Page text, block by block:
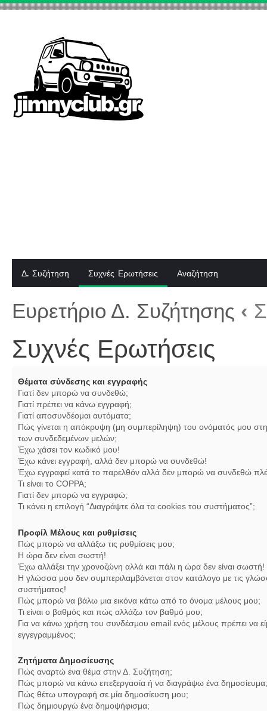
Δ. Συζήτηση Συχνές Ερωτήσεις Αναζήτηση
Ευρετήριο Δ. Συζήτησης ‹
Συχνές Ερωτήσεις
Θέματα σύνδεσης και εγγραφής
Γιατί δεν μπορώ να συνδεθώ;
Γιατί πρέπει να κάνω εγγραφή;
Γιατί αποσυνδέομαι αυτόματα;
Πώς γίνεται η απόκρυψη (μη συμπερίληψη) του ονόματός μου στη
των συνδεδεμένων μελών;
Έχω χάσει τον κωδικό μου!
Έχω κάνει εγγραφή, αλλά δεν μπορώ να συνδεθώ!
Έχω εγγραφεί κατά το παρελθόν αλλά δεν μπορώ να συνδεθώ
Τι είναι το COPPA;
Γιατί δεν μπορώ να εγγραφώ;
Τι κάνει η επιλογή “Διαγράψτε όλα τα cookies του συστήματος”;
Προφίλ Μέλους και ρυθμίσεις
Πώς μπορώ να αλλάξω τις ρυθμίσεις μου;
Η ώρα δεν είναι σωστή!
Έχω αλλάξει την χρονοζώνη αλλά και πάλι η ώρα δεν είναι σωστή!
Η γλώσσα μου δεν συμπεριλαμβάνεται στον κατάλογο με τις
συστήματος!
Πώς μπορώ να βάλω μια εικόνα κάτω από το όνομα μέλους μου;
Τι είναι ο βαθμός και πώς αλλάζω τον βαθμό μου;
Για να κάνω χρήση του συνδέσμου email ενός μέλους πρέπει να
εγγεγραμμένος;
Ζητήματα Δημοσίευσης
Πώς αναρτώ ένα θέμα στην Δ. Συζήτηση;
Πώς μπορώ να κάνω επεξεργασία ή να διαγράψω ένα δημοσίευμα;
Πώς θέτω υπογραφή σε μία δημοσίευση μου;
Πώς δημιουργώ ένα δημοψήφισμα;